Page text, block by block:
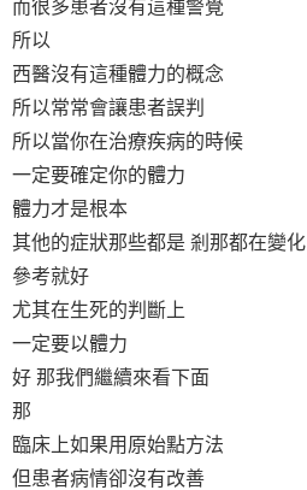
而很多患者沒有這種警覺
所以
西醫沒有這種體力的概念
所以常常會讓患者誤判
所以當你在治療疾病的時候
一定要確定你的體力
體力才是根本
其他的症狀那些都是 剎那都在變化
參考就好
尤其在生死的判斷上
一定要以體力
好 那我們繼續來看下面
那
臨床上如果用原始點方法
但患者病情卻沒有改善